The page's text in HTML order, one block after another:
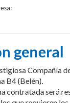
general
Compañía
B4 (Belén).
contratada será